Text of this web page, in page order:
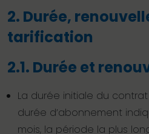
2. Durée,
tarification
2.1. Durée et
La durée initiale du
durée d’abonnement
mois, la période la plus